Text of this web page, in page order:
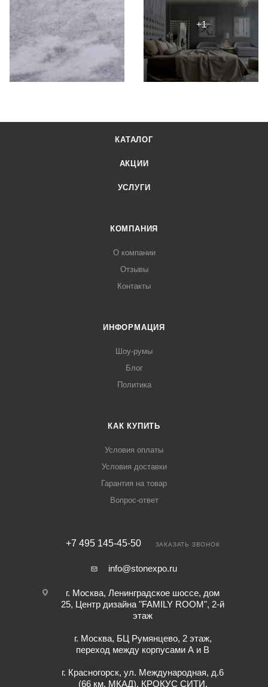
КАТАЛОГ
АКЦИИ
УСЛУГИ
КОМПАНИЯ
О компании
Отзывы
Контакты
ИНФОРМАЦИЯ
Шоу-румы
Блог
Политика
КАК КУПИТЬ
Условия оплаты
Условия доставки
Гарантия на товар
Вопрос-ответ
+7 495 145-45-50 ЗАКАЗАТЬ ЗВОНОК
info@stonexpo.ru
г. Москва, Ленинградское шоссе, дом
25, Центр дизайна "FAMILY ROOM", 2-й
этаж
г. Москва, БЦ Румянцево, 2 этаж,
переход между корпусами А и В
г. Красногорск, ул. Международная, д.6
(66 км. МКАД), КРОКУС СИТИ,